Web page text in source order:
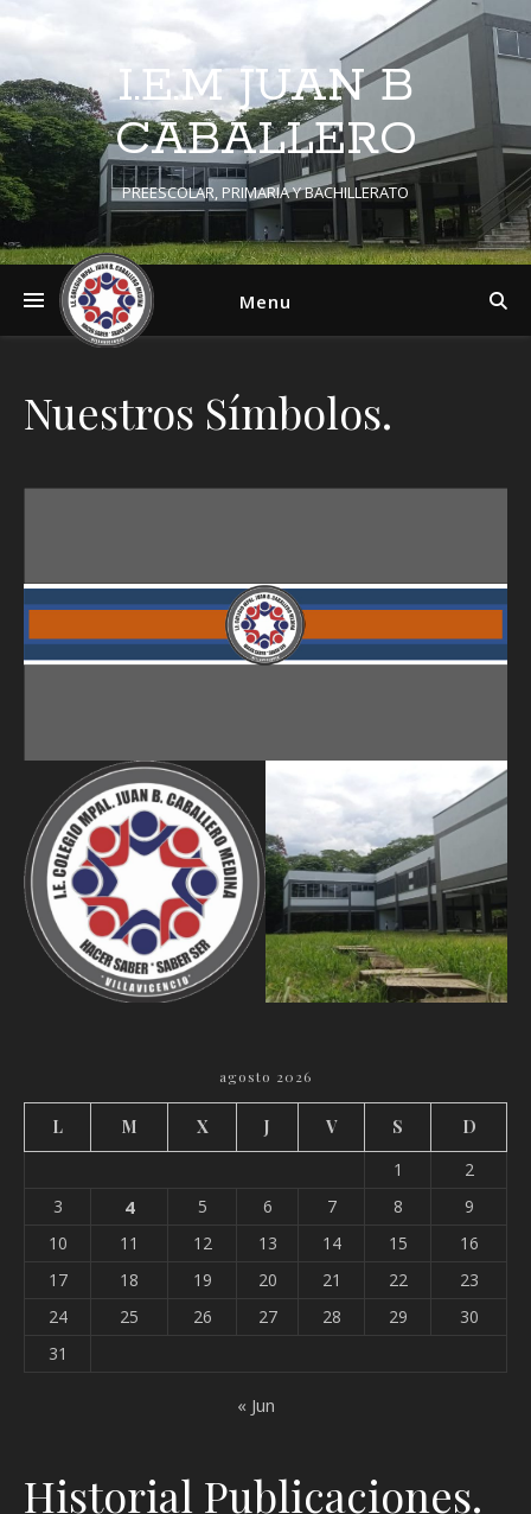
I.E.M JUAN B
CABALLERO
PREESCOLAR, PRIMARIA Y BACHILLERATO
Menu
Nuestros Símbolos.
agosto 2026
L M X J V S
D
1
2
3
4 5 6 7 8
9
10
11 12 13 14 15
16
17
18 19 20 21 22
23
24
25 26 27 28 29
30
31
« Jun
Historial Publicaciones.